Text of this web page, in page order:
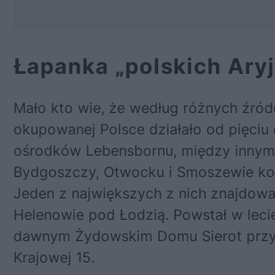
Łapanka „polskich
Mało kto wie, że według różnych
okupowanej Polsce działało od
ośrodków Lebensbornu, między
Bydgoszczy, Otwocku i Smoszewie
Jeden z największych z nich
Helenowie pod Łodzią. Powstał w
dawnym Żydowskim Domu Sierot
Krajowej 15.